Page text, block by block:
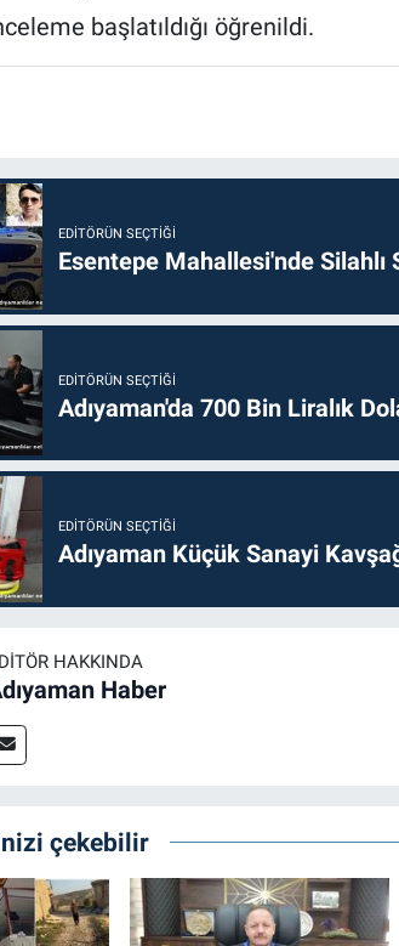
başlatıldığı öğrenildi.
EDITÖRÜN SEÇTIĞI
Esentepe Mahallesi'nde Silahlı
EDITÖRÜN SEÇTIĞI
Adıyaman'da 700 Bin Liralık
EDITÖRÜN SEÇTIĞI
Adıyaman Küçük Sanayi
HAKKINDA
Haber
çekebilir